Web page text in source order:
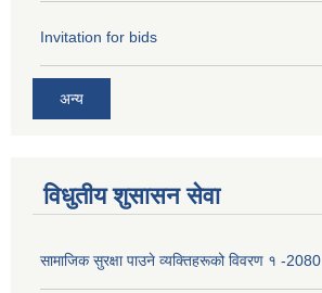
Invitation for bids
अन्य
विधुतीय शुसासन सेवा
सामाजिक सुरक्षा पाउने व्यक्तिहरूको विवरण १ -2080